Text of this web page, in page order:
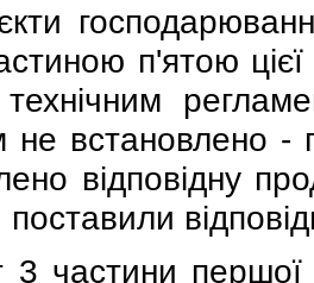
п'ятою цiєї
не встановлено -
вiдповiдну
поставили
першої